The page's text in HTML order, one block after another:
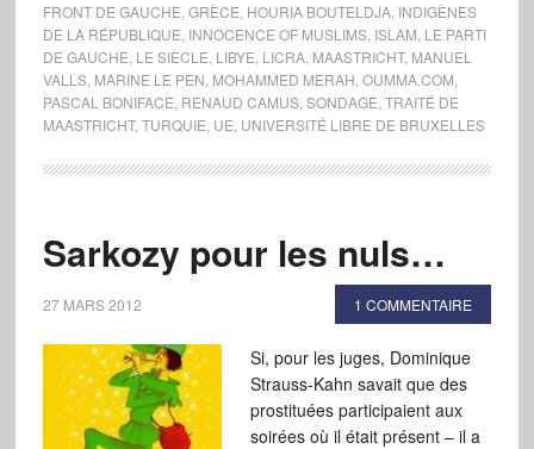
FRONT DE GAUCHE GRÈCE HOURIA BOUTELDJA, INDIGÈNES
DE LA RÉPUBLIQUE INNOCENCE OF MUSLIMS, ISLAM LE PARTI
DE GAUCHE LE SIÈCLE LIBYE LICRA, MAASTRICHT, MANUEL
VALLS, MARINE LE PEN MOHAMMED MERAH OUMMA.COM
PASCAL BONIFACE RENAUD CAMUS, SONDAGE TRAITÉ DE
MAASTRICHT, TURQUIE UE UNIVERSITÉ LIBRE DE BRUXELLES
Sarkozy pour les nuls…
27 MARS 2012 1 COMMENTAIRE
Si, pour les juges, Dominique
Strauss-Kahn savait que des
prostituées participaient aux
soirées où il était présent – il a